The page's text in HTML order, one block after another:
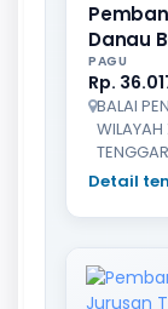
Danau
PAGU
Rp.
BALAI
WILAYAH
Detail